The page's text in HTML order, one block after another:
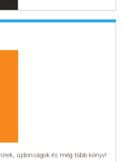
újdonságok és még több könyv!